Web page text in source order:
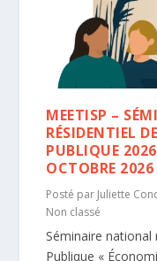
MEETISP –
RÉSIDENTIEL
PUBLIQUE
OCTOBRE 2026
Posté par Juliette
Non classé
Séminaire national
Publique «